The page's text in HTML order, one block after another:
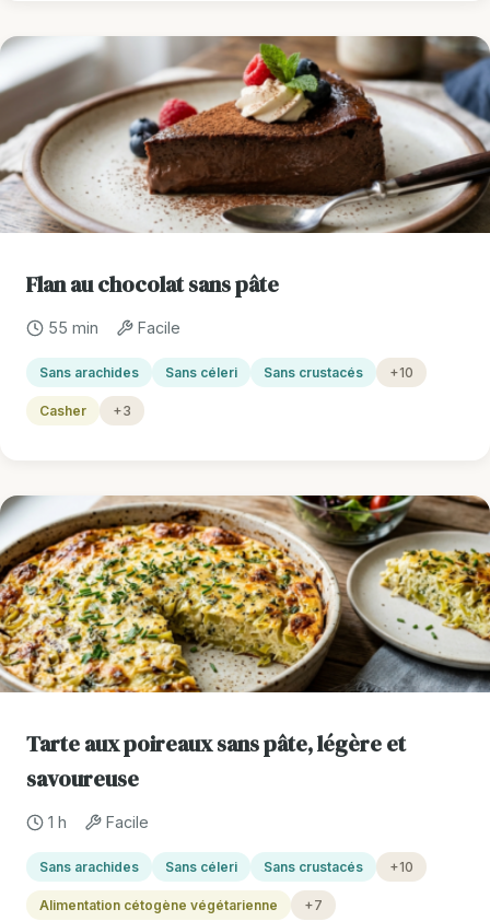
Flan au chocolat sans pâte
55 min Facile
Sans arachides Sans céleri Sans crustacés +10
Casher +3
Tarte aux poireaux sans pâte, légère et
savoureuse
1 h Facile
Sans arachides Sans céleri Sans crustacés +10
Alimentation cétogène végétarienne +7